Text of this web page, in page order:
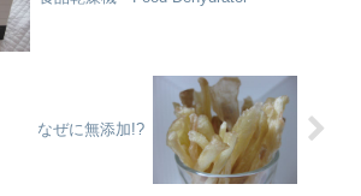
なぜに無添加!?